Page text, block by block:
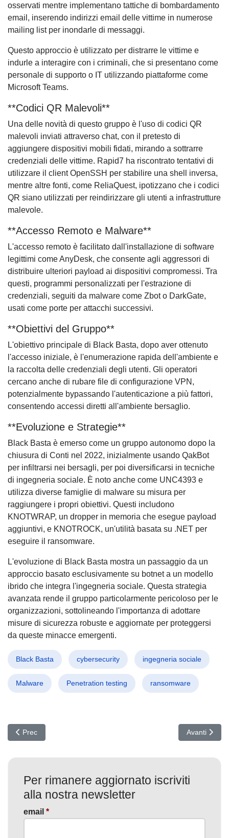
osservati mentre implementano tattiche di bombardamento
email, inserendo indirizzi email delle vittime in numerose
mailing list per inondarle di messaggi.
Questo approccio è utilizzato per distrarre le vittime e
indurle a interagire con i criminali, che si presentano come
personale di supporto o IT utilizzando piattaforme come
Microsoft Teams.
**Codici QR Malevoli**
Una delle novità di questo gruppo è l'uso di codici QR
malevoli inviati attraverso chat, con il pretesto di
aggiungere dispositivi mobili fidati, mirando a sottrarre
credenziali delle vittime. Rapid7 ha riscontrato tentativi di
utilizzare il client OpenSSH per stabilire una shell inversa,
mentre altre fonti, come ReliaQuest, ipotizzano che i codici
QR siano utilizzati per reindirizzare gli utenti a infrastrutture
malevole.
**Accesso Remoto e Malware**
L'accesso remoto è facilitato dall'installazione di software
legittimi come AnyDesk, che consente agli aggressori di
distribuire ulteriori payload ai dispositivi compromessi. Tra
questi, programmi personalizzati per l'estrazione di
credenziali, seguiti da malware come Zbot o DarkGate,
usati come porte per attacchi successivi.
**Obiettivi del Gruppo**
L'obiettivo principale di Black Basta, dopo aver ottenuto
l'accesso iniziale, è l'enumerazione rapida dell'ambiente e
la raccolta delle credenziali degli utenti. Gli operatori
cercano anche di rubare file di configurazione VPN,
potenzialmente bypassando l'autenticazione a più fattori,
consentendo accessi diretti all'ambiente bersaglio.
**Evoluzione e Strategie**
Black Basta è emerso come un gruppo autonomo dopo la
chiusura di Conti nel 2022, inizialmente usando QakBot
per infiltrarsi nei bersagli, per poi diversificarsi in tecniche
di ingegneria sociale. È noto anche come UNC4393 e
utilizza diverse famiglie di malware su misura per
raggiungere i propri obiettivi. Questi includono
KNOTWRAP, un dropper in memoria che esegue payload
aggiuntivi, e KNOTROCK, un'utilità basata su .NET per
eseguire il ransomware.
L'evoluzione di Black Basta mostra un passaggio da un
approccio basato esclusivamente su botnet a un modello
ibrido che integra l'ingegneria sociale. Questa strategia
avanzata rende il gruppo particolarmente pericoloso per le
organizzazioni, sottolineando l'importanza di adottare
misure di sicurezza robuste e aggiornate per proteggersi
da queste minacce emergenti.
Black Basta cybersecurity ingegneria sociale
Malware Penetration testing ransomware
Articolo precedente: Socks5Systemz: Il Botnet che Sfida la
Prec Articolo
Avanti
Per rimanere aggiornato iscriviti
alla nostra newsletter
email *